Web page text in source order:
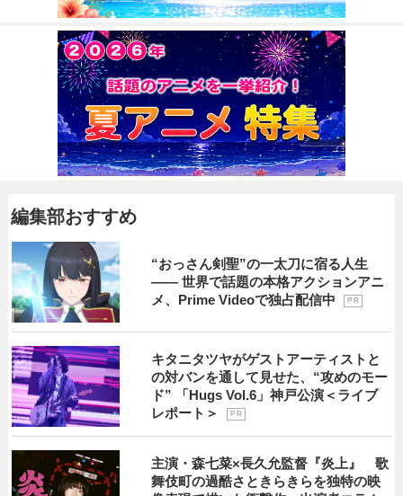
編集部おすすめ
“おっさん剣聖”の一太刀に宿る人生
―― 世界で話題の本格アクションアニ
メ、Prime Videoで独占配信中
P R
キタニタツヤがゲストアーティストと
の対バンを通して見せた、“攻めのモー
ド” 「Hugs Vol.6」神戸公演＜ライブ
レポート＞
P R
主演・森七菜×長久允監督『炎上』 歌
舞伎町の過酷さときらきらを独特の映